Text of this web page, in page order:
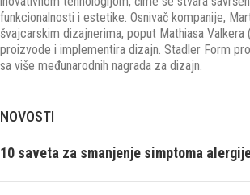
funkcionalnosti i estetike. Osnivač kompanije,
švajcarskim dizajnerima, poput Mathiasa
proizvode i implementira dizajn. Stadler Form
sa više međunarodnih nagrada za dizajn.
NOVOSTI
10 saveta za smanjenje simptoma